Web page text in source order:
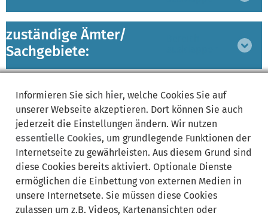
zuständige Ämter/
Sachgebiete:
Bereich
ausklappen
Lebenslagen:
Synonyme:
Informieren Sie sich hier, welche Cookies Sie auf
unserer Webseite akzeptieren. Dort können Sie auch
jederzeit die Einstellungen ändern. Wir nutzen
essentielle Cookies, um grundlegende Funktionen der
Internetseite zu gewährleisten. Aus diesem Grund sind
diese Cookies bereits aktiviert. Optionale Dienste
ermöglichen die Einbettung von externen Medien in
unsere Internetsete. Sie müssen diese Cookies
zulassen um z.B. Videos, Kartenansichten oder